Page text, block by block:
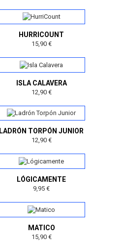
HURRICOUNT
15,90 €
ISLA CALAVERA
12,90 €
LADRÓN TORPÓN JUNIOR
12,90 €
LÓGICAMENTE
9,95 €
MATICO
15,90 €